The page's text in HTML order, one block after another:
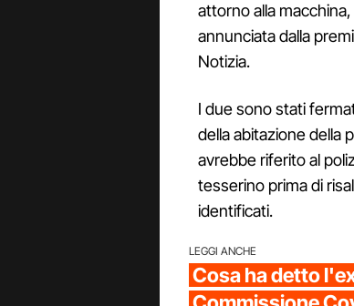
attorno alla
annunciata dalla
Notizia.
I due sono stati
della abitazione della
avrebbe riferito al
tesserino prima di
identificati.
LEGGI ANCHE
Cosa ha detto